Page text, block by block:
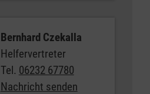
Bernhard Czekalla
Helfervertreter
Tel. 06232 67780
Nachricht senden